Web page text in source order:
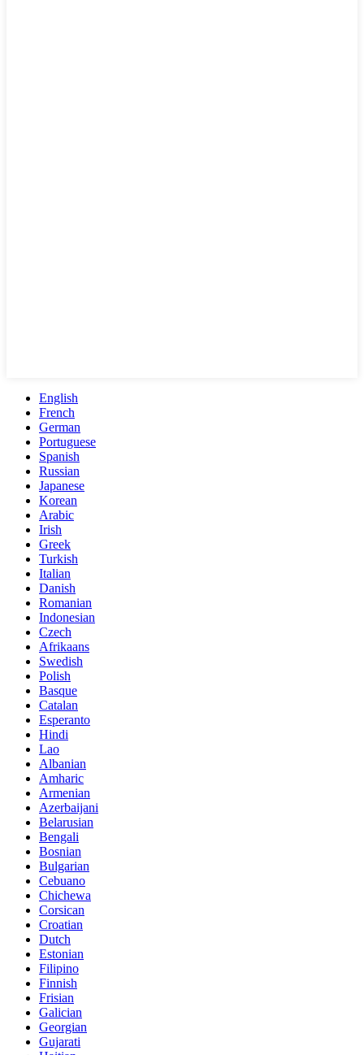
English
French
German
Portuguese
Spanish
Russian
Japanese
Korean
Arabic
Irish
Greek
Turkish
Italian
Danish
Romanian
Indonesian
Czech
Afrikaans
Swedish
Polish
Basque
Catalan
Esperanto
Hindi
Lao
Albanian
Amharic
Armenian
Azerbaijani
Belarusian
Bengali
Bosnian
Bulgarian
Cebuano
Chichewa
Corsican
Croatian
Dutch
Estonian
Filipino
Finnish
Frisian
Galician
Georgian
Gujarati